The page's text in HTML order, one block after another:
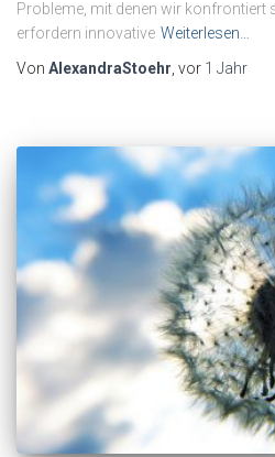
Probleme, mit denen wir konfrontiert
erfordern innovative Weiterlesen…
Von AlexandraStoehr, vor 1 Jahr